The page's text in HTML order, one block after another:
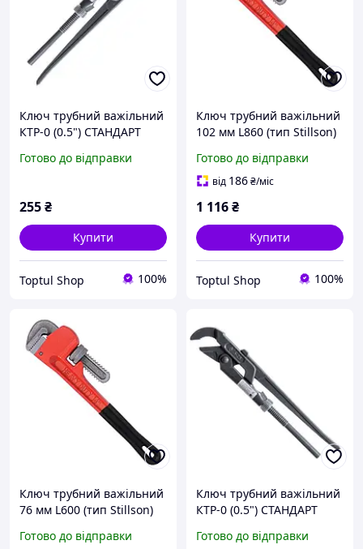
Ключ трубний важільний
КТР-0 (0.5") СТАНДАРТ
Готово до відправки
255₴
Купити
Toptul Shop 100%
Ключ трубний важільний
102 мм L860 (тип Stillson)
Готово до відправки
від 186₴/міс
1 116₴
Купити
Toptul Shop 100%
Ключ трубний важільний
76 мм L600 (тип Stillson)
Готово до відправки
Ключ трубний важільний
КТР-0 (0.5") СТАНДАРТ
Готово до відправки